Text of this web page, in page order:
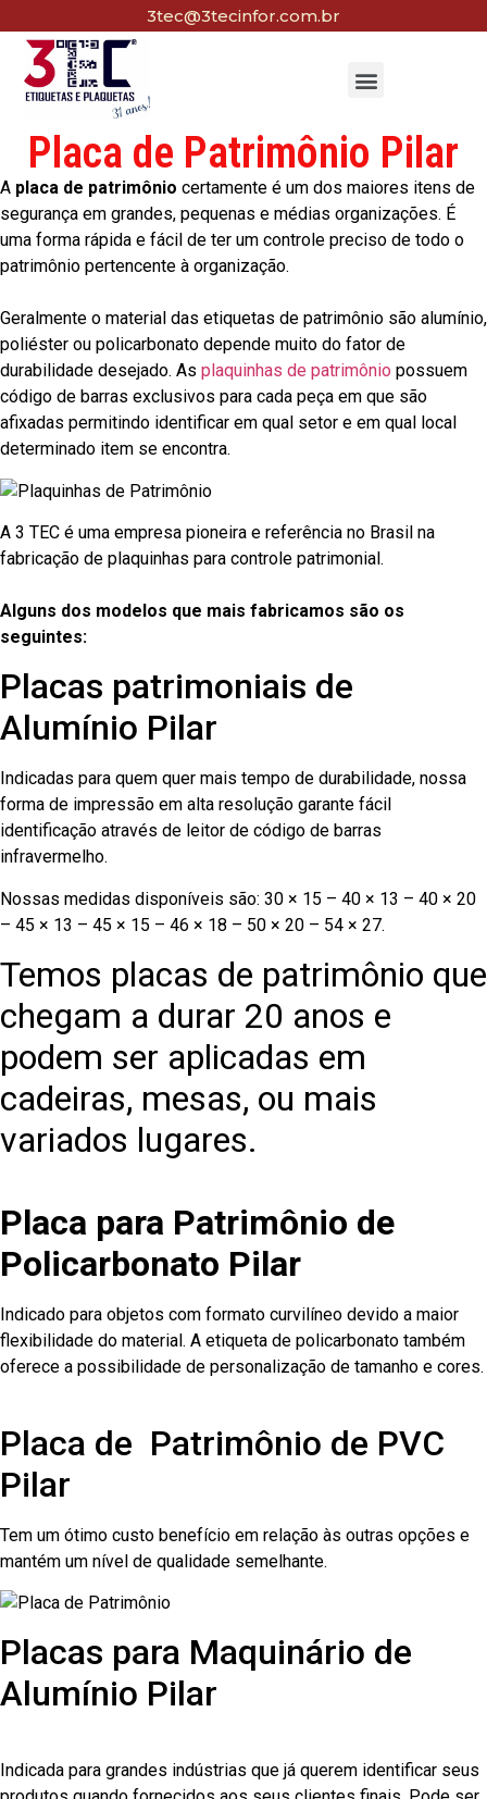
3tec@3tecinfor.com.br
Placa de Patrimônio Pilar
A placa de patrimônio certamente é um dos maiores itens de
segurança em grandes, pequenas e médias organizações. É
uma forma rápida e fácil de ter um controle preciso de todo o
patrimônio pertencente à organização.
Geralmente o material das etiquetas de patrimônio são alumínio,
poliéster ou policarbonato depende muito do fator de
durabilidade desejado. As plaquinhas de patrimônio possuem
código de barras exclusivos para cada peça em que são
afixadas permitindo identificar em qual setor e em qual local
determinado item se encontra.
A 3 TEC é uma empresa pioneira e referência no Brasil na
fabricação de plaquinhas para controle patrimonial.
Alguns dos modelos que mais fabricamos são os
seguintes:
Placas patrimoniais de
Alumínio Pilar
Indicadas para quem quer mais tempo de durabilidade, nossa
forma de impressão em alta resolução garante fácil
identificação através de leitor de código de barras
infravermelho.
Nossas medidas disponíveis são: 30 × 15 – 40 × 13 – 40 × 20
– 45 × 13 – 45 × 15 – 46 × 18 – 50 × 20 – 54 × 27.
Temos placas de patrimônio que
chegam a durar 20 anos e
podem ser aplicadas em
cadeiras, mesas, ou mais
variados lugares.
Placa para Patrimônio de
Policarbonato Pilar
Indicado para objetos com formato curvilíneo devido a maior
flexibilidade do material. A etiqueta de policarbonato também
oferece a possibilidade de personalização de tamanho e cores.
Placa de Patrimônio de PVC
Pilar
Tem um ótimo custo benefício em relação às outras opções e
mantém um nível de qualidade semelhante.
Placas para Maquinário de
Alumínio Pilar
Indicada para grandes indústrias que já querem identificar seus